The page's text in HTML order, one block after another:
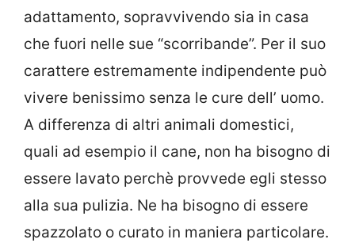
adattamento, sopravvivendo sia in casa
che fuori nelle sue “scorribande”. Per il suo
carattere estremamente indipendente può
vivere benissimo senza le cure dell’ uomo.
A differenza di altri animali domestici,
quali ad esempio il cane, non ha bisogno di
essere lavato perchè provvede egli stesso
alla sua pulizia. Ne ha bisogno di essere
spazzolato o curato in maniera particolare.